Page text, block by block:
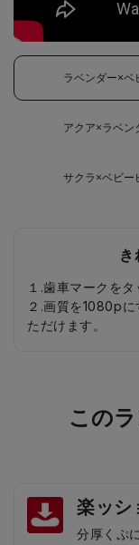
ラベンダー×ベ
アクア×ラベン
サクラ×ベビー
き
１.歯車マークを
２.画質を1080p
ただけます。
この
楽ッシ
分厚くぷ